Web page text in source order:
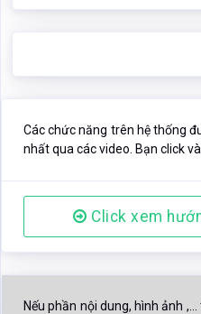
Các chức năng trên hệ thống
nhất qua các video. Bạn click
Click xem
Nếu phần nội dung, hình ảnh